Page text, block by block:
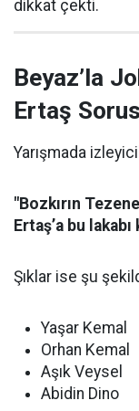
dikkat çekti.
Beyaz’la
Ertaş
Yarışmada
"Bozkırın
Ertaş’a bu
Şıklar ise şu
Yaşar Kemal
Orhan Kemal
Aşık Veysel
Abidin Dino